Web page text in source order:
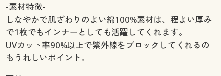
-素材特徴-
しなやかで肌ざわりのよい綿100%素材は、程よい厚み
で1枚でもインナーとしても活躍してくれます。
UVカット率90%以上で紫外線をブロックしてくれるの
もうれしいポイント。